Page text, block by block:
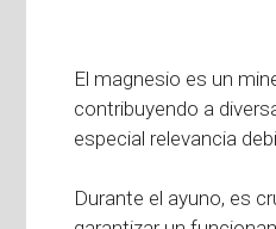
El magnesio es un
contribuyendo a
especial relevancia
Durante el ayuno, es